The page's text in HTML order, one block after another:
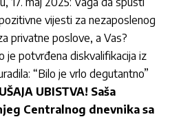
vijesti za nezaposlenog
privatne poslove, a Vas?
je potvrđena diskvalifikacija iz
“Bilo je vrlo degutantno”
UBISTVA! Saša
Centralnog dnevnika sa